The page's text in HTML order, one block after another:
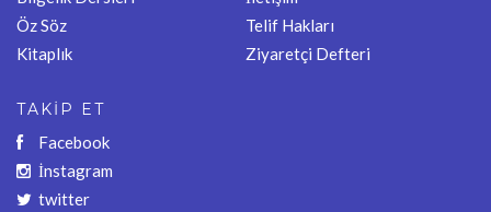
Öz Söz
Kitaplık
Telif Hakları
Ziyaretçi Defteri
TAKİP ET
Facebook
İnstagram
twitter